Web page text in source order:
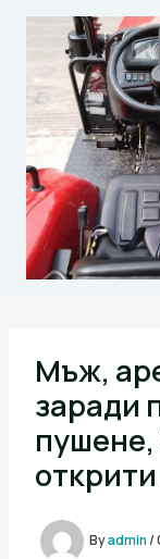
Skip
Мъж,
заради
пушене,
Byadmin/